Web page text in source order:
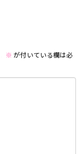
※ が付いている欄は必